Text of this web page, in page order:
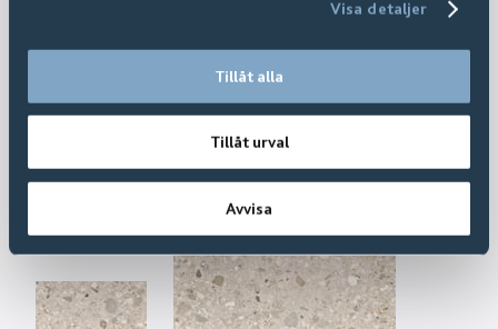
Visa detaljer
Tillåt alla
Tillåt urval
Avvisa